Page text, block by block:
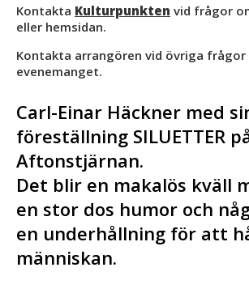
Kontakta Kulturpunkten vid frågor
eller hemsidan.
Kontakta arrangören vid övriga frågor
evenemanget.
Carl-Einar Häckner med
föreställning SILUETTER
Aftonstjärnan.
Det blir en makalös kväll
en stor dos humor och
en underhållning för att
människan.